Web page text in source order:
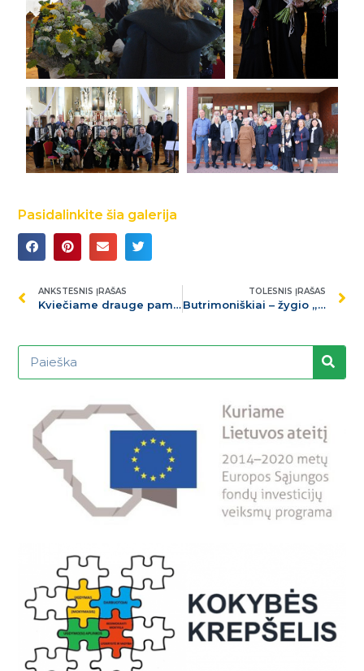
Pasidalinkite šia galerija
ANKSTESNIS ĮRAŠAS
Kviečiame drauge paminėti Muzikos dieną!
TOLESNIS ĮRAŠAS
Butrimoniškiai – žygio „Jėga. Bendrystė. Sveikata“ dalyviai